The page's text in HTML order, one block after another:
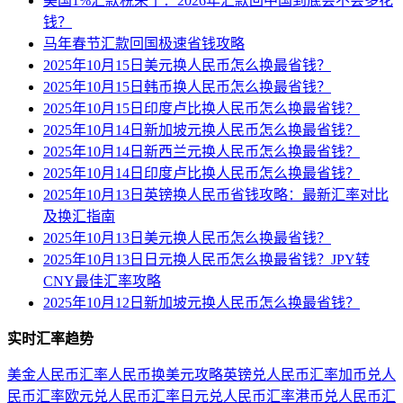
钱？
马年春节汇款回国极速省钱攻略
2025年10月15日美元换人民币怎么换最省钱？
2025年10月15日韩币换人民币怎么换最省钱？
2025年10月15日印度卢比换人民币怎么换最省钱？
2025年10月14日新加坡元换人民币怎么换最省钱？
2025年10月14日新西兰元换人民币怎么换最省钱？
2025年10月14日印度卢比换人民币怎么换最省钱？
2025年10月13日英镑换人民币省钱攻略：最新汇率对比
及换汇指南
2025年10月13日美元换人民币怎么换最省钱？
2025年10月13日日元换人民币怎么换最省钱？JPY转
CNY最佳汇率攻略
2025年10月12日新加坡元换人民币怎么换最省钱？
实时汇率趋势
美金人民币汇率人民币换美元攻略英镑兑人民币汇率加币兑人
民币汇率欧元兑人民币汇率 日元兑人民币汇率港币兑人民币汇